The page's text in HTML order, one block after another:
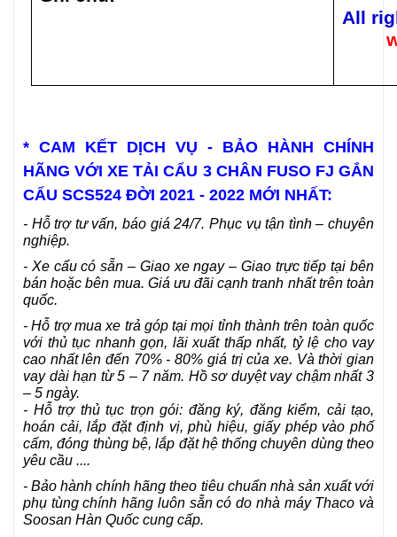
All
* CAM KẾT DỊCH VỤ - BẢO HÀNH CHÍNH
HÃNG VỚI XE TẢI CẨU 3 CHÂN FUSO FJ GẮN
CẨU SCS524 ĐỜI 2021 - 2022 MỚI NHẤT:
- Hỗ trợ tư vấn, báo giá 24/7. Phục vụ tận tình – chuyên
nghiệp.
- Xe cẩu có sẵn – Giao xe ngay – Giao trực tiếp tại bên
bán hoặc bên mua. Giá ưu đãi cạnh tranh nhất trên toàn
quốc.
- Hỗ trợ mua xe trả góp tại mọi tỉnh thành trên toàn quốc
với thủ tục nhanh gọn, lãi xuất thấp nhất, tỷ lệ cho vay
cao nhất lên đến 70% - 80% giá trị của xe. Và thời gian
vay dài hạn từ 5 – 7 năm. Hồ sơ duyệt vay chậm nhất 3
– 5 ngày.
- Hỗ trợ thủ tục trọn gói: đăng ký, đăng kiểm, cải tạo,
hoán cải, lắp đặt định vị, phù hiệu, giấy phép vào phố
cấm, đóng thùng bệ, lắp đặt hệ thống chuyên dùng theo
yêu cầu ....
- Bảo hành chính hãng theo tiêu chuẩn nhà sản xuất với
phụ tùng chính hãng luôn sẵn có do nhà máy Thaco và
Soosan Hàn Quốc cung cấp.